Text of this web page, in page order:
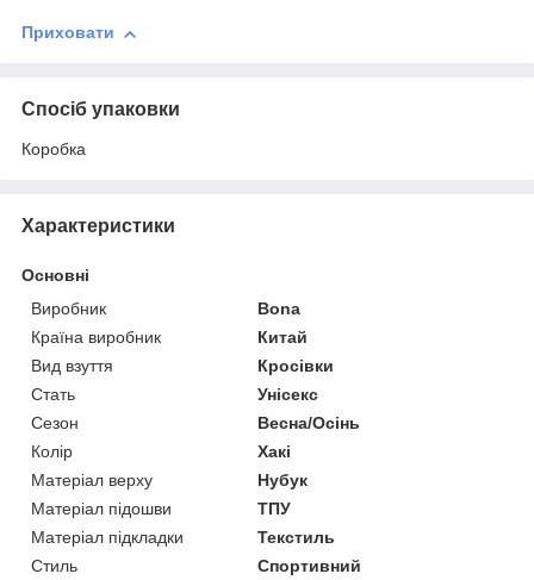
Приховати
Спосіб упаковки
Коробка
Характеристики
Основні
Виробник
Bona
Країна виробник
Китай
Вид взуття
Кросівки
Стать
Унісекс
Сезон
Весна/Осінь
Колір
Хакі
Матеріал верху
Нубук
Матеріал підошви
ТПУ
Матеріал підкладки
Текстиль
Стиль
Спортивний